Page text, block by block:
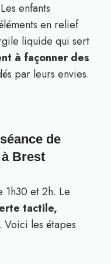
enfants
en relief
liquide qui sert
à façonner des
par leurs envies.
de
Brest
1h30 et 2h. Le
tactile,
. Voici les étapes